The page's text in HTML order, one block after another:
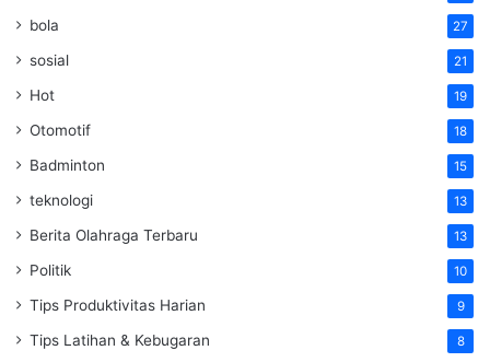
bola 27
sosial 21
Hot 19
Otomotif 18
Badminton 15
teknologi 13
Berita Olahraga Terbaru 13
Politik 10
Tips Produktivitas Harian 9
Tips Latihan & Kebugaran 8